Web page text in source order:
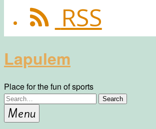
RSS
Lapulem
Place for the fun of sports
Menu